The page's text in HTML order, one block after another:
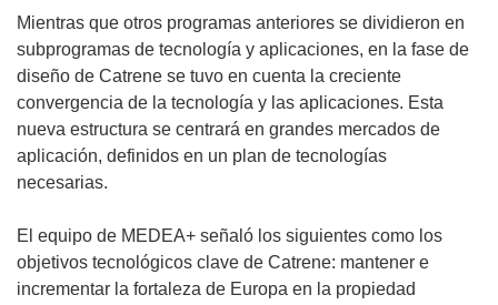
Mientras que otros programas anteriores se dividieron en
subprogramas de tecnología y aplicaciones, en la fase de
diseño de Catrene se tuvo en cuenta la creciente
convergencia de la tecnología y las aplicaciones. Esta
nueva estructura se centrará en grandes mercados de
aplicación, definidos en un plan de tecnologías
necesarias.
El equipo de MEDEA+ señaló los siguientes como los
objetivos tecnológicos clave de Catrene: mantener e
incrementar la fortaleza de Europa en la propiedad